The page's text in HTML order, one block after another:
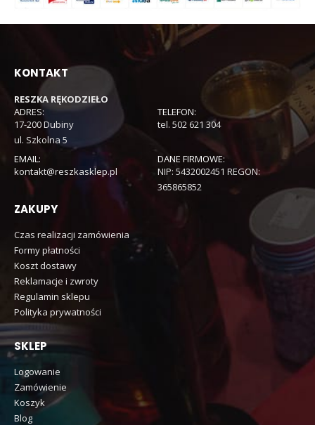
KONTAKT
RESZKA RĘKODZIEŁO
ADRES:
17-200 Dubiny
ul. Szkolna 5
TELEFON:
tel. 502 621 304
EMAIL:
kontakt@reszkasklep.pl
DANE FIRMOWE:
NIP: 5432002451 REGON:
365865852
ZAKUPY
Czas realizacji zamówienia
Formy płatności
Koszt dostawy
Reklamacje i zwroty
Regulamin sklepu
Polityka prywatności
SKLEP
Logowanie
Zamówienie
Koszyk
Blog